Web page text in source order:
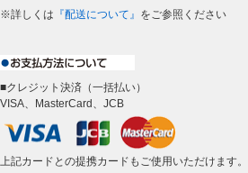
※詳しくは 『配送について』 をご参照ください
■クレジット決済（一括払い）
VISA、MasterCard、JCB
上記カードとの提携カードもご使用いただけます。